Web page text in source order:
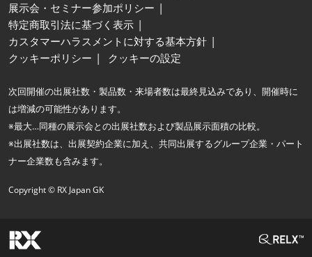
展示会・セミナー参加ポリシー
特定商取引法に基づく表示
カスタマーハラスメントに対する基本方針
クッキーポリシー
クッキーの設定
次回開催の出展社数・製品数・来場者数は最終見込みであり、開催時に
は増減の可能性があります。
※最大…同種の展示会との出展社数および製品展示面積の比較。
※出展社数は、出展契約企業に加え、共同出展するグループ企業・パート
ナー企業数も含みます。
Copyright © RX Japan GK